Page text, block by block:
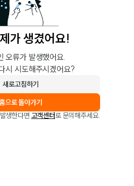
가 생겼어요!
오류가 발생했어요.
시 시도해주시겠어요?
새로고침하기
으로 돌아가기
생한다면 고객센터로 문의해주세요.